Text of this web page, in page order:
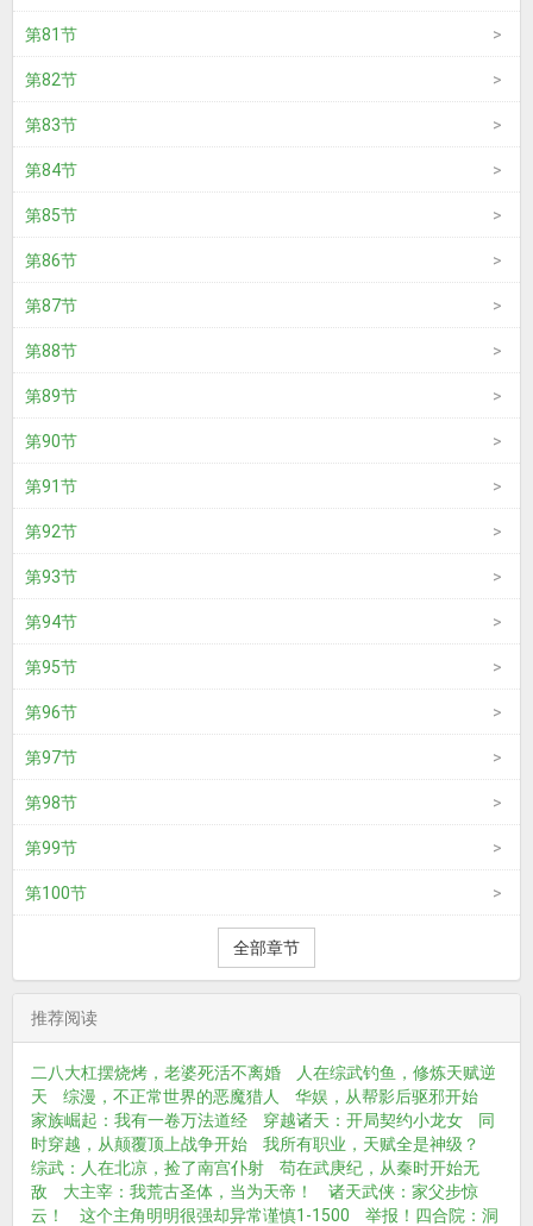
第81节
第82节
第83节
第84节
第85节
第86节
第87节
第88节
第89节
第90节
第91节
第92节
第93节
第94节
第95节
第96节
第97节
第98节
第99节
第100节
全部章节
推荐阅读
二八大杠摆烧烤，老婆死活不离婚
人在综武钓鱼，修炼天赋逆
天
综漫，不正常世界的恶魔猎人
华娱，从帮影后驱邪开始
家族崛起：我有一卷万法道经
穿越诸天：开局契约小龙女
同
时穿越，从颠覆顶上战争开始
我所有职业，天赋全是神级？
综武：人在北凉，捡了南宫仆射
苟在武庚纪，从秦时开始无
敌
大主宰：我荒古圣体，当为天帝！
诸天武侠：家父步惊
云！
这个主角明明很强却异常谨慎1-1500 举报！四合院：洞